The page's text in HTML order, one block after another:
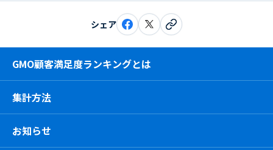
シェア
GMO顧客満足度ランキングとは
集計方法
お知らせ